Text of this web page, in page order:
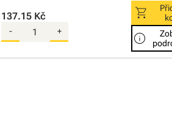
137.15 Kč
- +
shopping_cart
info